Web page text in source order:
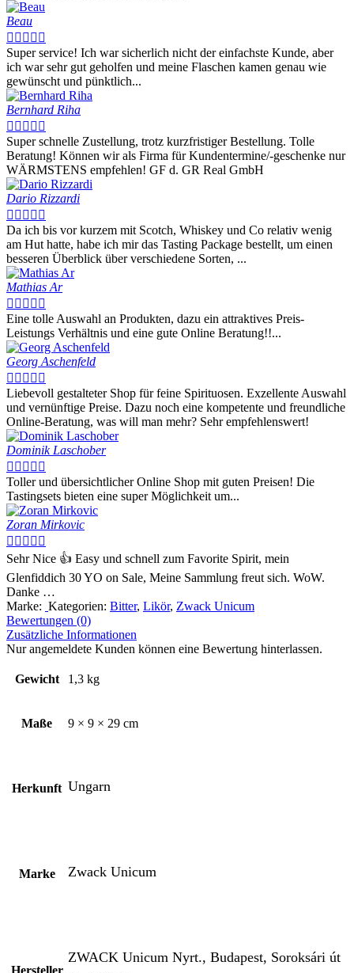
Beau
    
Super service! Ich war sicherlich nicht der einfachste Kunde, aber
ich war sehr gut geholfen und meine Flaschen kamen genau wie
gewünscht und pünktlich...
Bernhard Riha
    
Super schnelle Zustellung, trotz kurzfristiger Bestellung. Tolle
Beratung! Können wir als Firma für Kundentermine/-geschenke nur
WÄRMSTENS empfehlen! GF d. GR Real GmbH
Dario Rizzardi
    
Da ich bis vor kurzem mit Scotch, Whiskey und Co relativ wenig
am Hut hatte, habe ich mir das Tasting Package bestellt, um einen
besseren Überblick über verschiedene Sorten, ...
Mathias Ar
    
Eine tolle Auswahl an Produkten, dazu ein attraktives Preis-
Leistungs Verhältnis und eine gute Online Beratung!!...
Georg Aschenfeld
    
Liebevoll gestalteter Shop für feine Spirituosen. Exzellente Auswahl
und vernünftige Preise. Dazu noch eine kompetente und freundliche
Online-Beratung, was will man mehr? Sehr empfehlenswert!
Dominik Laschober
    
Toller und übersichtlicher Online Shop mit guten Preisen! Die
Tastingsets bieten eine super Möglichkeit um...
Zoran Mirkovic
    
Sehr Nice 👍 Easy und schnell zum Favorite Spirit, mein
Glenfiddich 30 YO on Sale, Meine Sammlung freut sich. WoW.
Danke …
Marke: Kategorien: Bitter, Likör, Zwack Unicum
Bewertungen (0)
Zusätzliche Informationen
Nur angemeldete Kunden können eine Bewertung hinterlassen.
Gewicht 1,3 kg
Maße 9 × 9 × 29 cm
Herkunft Ungarn
Marke Zwack Unicum
Hersteller
ZWACK Unicum Nyrt., Budapest, Soroksári út